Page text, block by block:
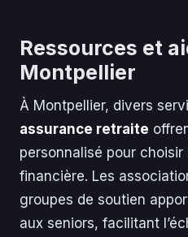
Ressources et
Montpellier
À Montpellier, divers
assurance retraite
personnalisé pour
financière. Les
groupes de soutien
aux seniors, facilitant